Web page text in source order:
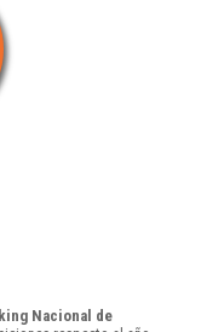
Nacional de